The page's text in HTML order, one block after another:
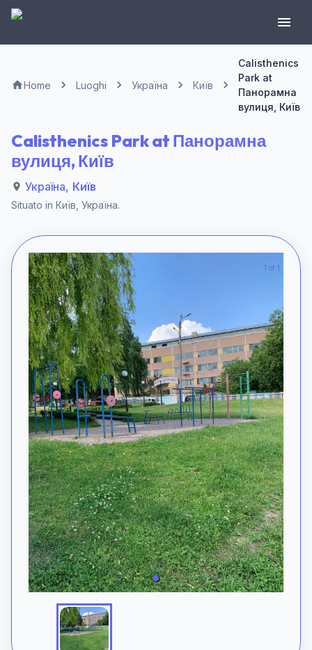
Home Luoghi Україна Київ
Calisthenics
Park at
Панорамна
вулиця, Київ
Calisthenics Park at Панорамна
вулиця, Київ
Україна, Київ
Situato in Київ Україна.
1 of 1